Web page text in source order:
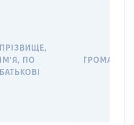
ПРІЗВИЩЕ,
ІМ'Я, ПО
БАТЬКОВІ